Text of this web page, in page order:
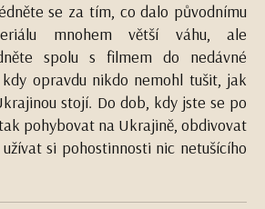
se za tím, co dalo původnímu
mnohem větší váhu, ale
spolu s filmem do nedávné
opravdu nikdo nemohl tušit, jak
stojí. Do dob, kdy jste se po
pohybovat na Ukrajině, obdivovat
si pohostinnosti nic netušícího